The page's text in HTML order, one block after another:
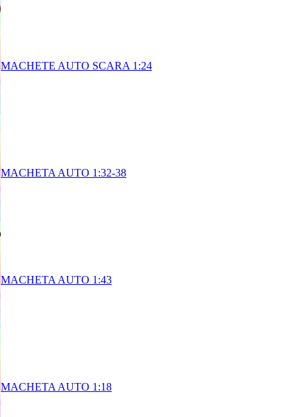
MACHETE AUTO SCARA 1:24
MACHETA AUTO 1:32-38
MACHETA AUTO 1:43
MACHETA AUTO 1:18